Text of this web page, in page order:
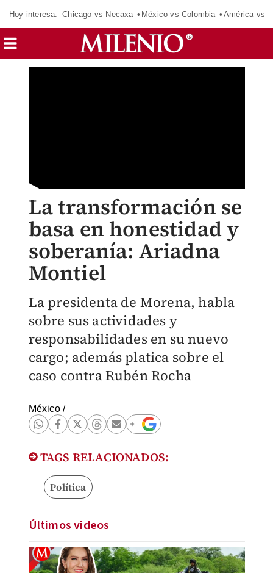
Hoy interesa: Chicago vs Necaxa México vs Colombia América vs
La transformación se
basa en honestidad y
soberanía: Ariadna
Montiel
La presidenta de Morena, habla
sobre sus actividades y
responsabilidades en su nuevo
cargo; además platica sobre el
caso contra Rubén Rocha
México/
TAGS RELACIONADOS:
Política
Últimos videos